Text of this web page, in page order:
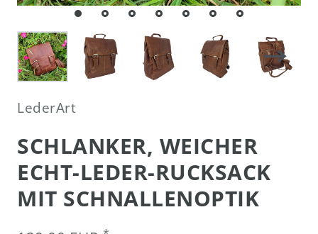
LederArt
SCHLANKER, WEICHER
ECHT-LEDER-RUCKSACK
MIT SCHNALLENOPTIK